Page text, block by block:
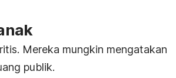
Mereka mungkin mengatakan
publik.